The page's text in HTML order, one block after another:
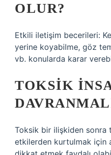
OLUR?
Etkili iletişim becerileri:
yerine koyabilme, göz
vb. konularda karar
TOKSIK
Toksik bir ilişkiden sonra
etkilerden kurtulmak için